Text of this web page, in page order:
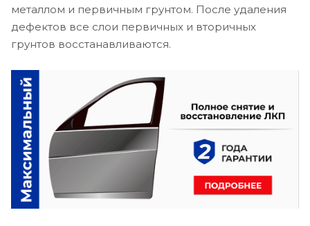
металлом и первичным грунтом. После удаления
дефектов все слои первичных и вторичных
грунтов восстанавливаются.